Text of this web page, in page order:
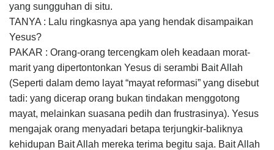
yang sungguhan di situ.
TANYA : Lalu ringkasnya apa yang hendak disampaikan
Yesus?
PAKAR : Orang-orang tercengkam oleh keadaan morat-
marit yang dipertontonkan Yesus di serambi Bait Allah
(Seperti dalam demo layat “mayat reformasi” yang disebut
tadi: yang dicerap orang bukan tindakan menggotong
mayat, melainkan suasana pedih dan frustrasinya). Yesus
mengajak orang menyadari betapa terjungkir-balik­nya
kehidupan Bait Allah mereka terima begitu saja. Bait Allah